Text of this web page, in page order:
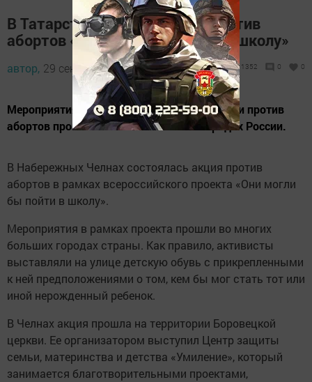
В Татарстане прошла акция против
абортов «Они могли бы пойти в школу»
автор, 29 сентября 2018 - 19:19 1352 0 0
Мероприятия в рамках всероссийской акции против
абортов прошли во многих больших городах России.
В Набережных Челнах состоялась акция против
абортов в рамках всероссийского проекта «Они могли
бы пойти в школу».
Мероприятия в рамках проекта прошли во многих
больших городах страны. Как правило, активисты
выставляли на улице детскую обувь с прикрепленными
к ней предположениями о том, кем бы мог стать тот или
иной нерожденный ребенок.
В Челнах акция прошла на территории Боровецкой
церкви. Ее организатором выступил Центр защиты
семьи, материнства и детства «Умиление», который
занимается благотворительными проектами,